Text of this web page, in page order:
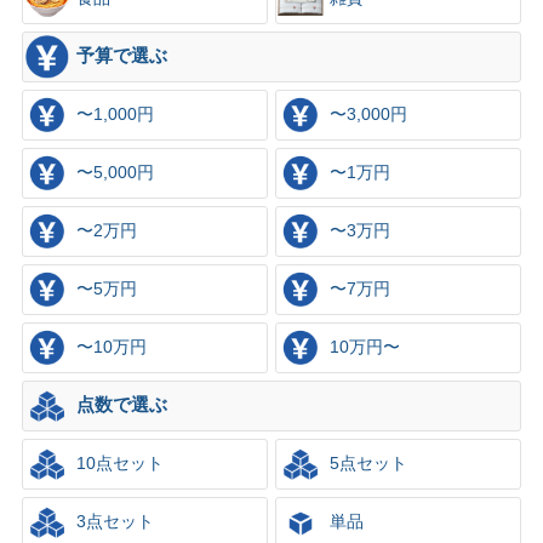
予算で選ぶ
〜1,000円 〜3,000円
〜5,000円 〜1万円
〜2万円 〜3万円
〜5万円 〜7万円
〜10万円 10万円〜
点数で選ぶ
10点セット 5点セット
3点セット 単品